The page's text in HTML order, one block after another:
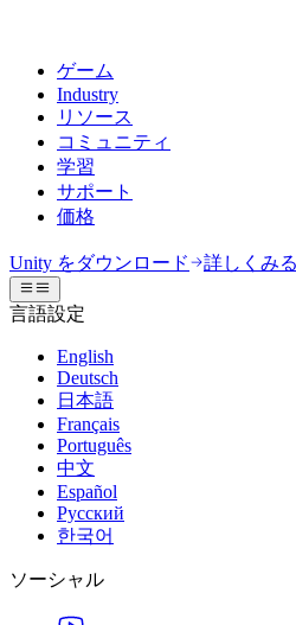
ゲーム
Industry
リソース
コミュニティ
学習
サポート
価格
Unityエンジン
任意のプラットフォーム向けに
共同作業
チームでの共同作業と迅速なイテ
Unity をダウンロード
プランと価格
デプロイ
Unity がサポートする 25 以上の
3Dコラボレーション
リアルタイムで3Dプロジェクト
没入型トレーニング
没入型環境でのトレーニング
顧客体験
インタラクティブな3D体験を作成
業界
運用の卓越性を達成する
ドキュメント
公式ユーザーマニュアルとAPIリ
開発者ツール
リリースバージョンと問題追跡
ロードマップ
今後の機能をレビューする
技術用語のライブラリ
ディスカッション
議論、問題解決、つながる
イベント
グローバルおよびローカルイベン
コミュニティストーリー
Made with Unity
Unityクリエイターの紹介
ライブストリーム
Unity Learn
無料でUnityスキルをマスターする
プロフェッショナルトレーニング
Unityトレーナーでチームをレベル
Unity初心者向け
スタートガイド
学習を開始しましょう
Unity は初めてですか？旅を始め
ヘルプを得る
Unityで成功するためのサポート
Success Plan
専門的なサポートで目標を早く達
FAQ
よくある質問への回答
お問い合わせ
Unity をダウンロード 詳しくみる
言語設定
English
Deutsch
日本語
Français
Português
中文
Español
Русский
한국어
ソーシャル